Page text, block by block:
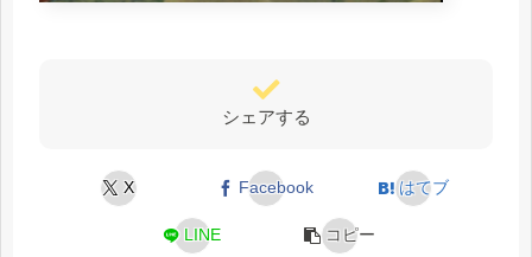
シェアする
X Facebook はてブ
LINE コピー